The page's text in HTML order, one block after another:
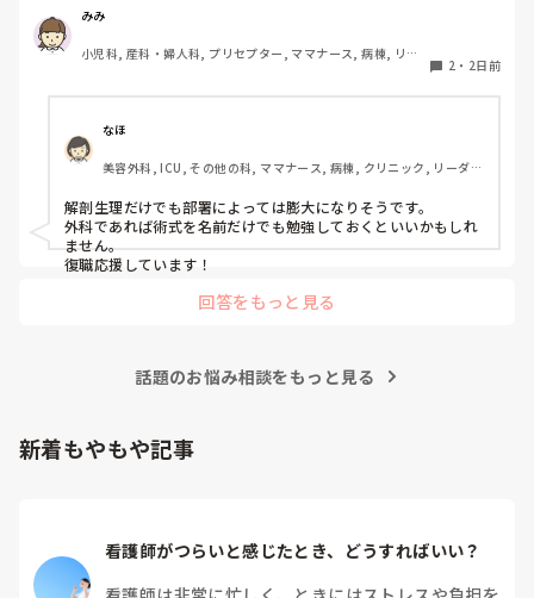
ただ､復職するまで何も学習しないというのは不安でたま
りません｡今､どこの配属になっても良いように土台である解
剖生理学を見直しています｡皆さんならどのように対策され
みみ
小児科, 産科・婦人科, プリセプター, ママナース, 病棟, リー
2 ・ 2日前
なほ
美容外科, ICU, その他の科, ママナース, 病棟, クリニック, リーダ
解剖生理だけでも部署によっては膨大になりそうです。
外科であれば術式を名前だけでも勉強しておくといいかもしれ
ません。
復職応援しています！
回答をもっと見る
話題のお悩み相談をもっと見る
新着もやもや記事
看護師がつらいと感じたとき、どうすればいい？